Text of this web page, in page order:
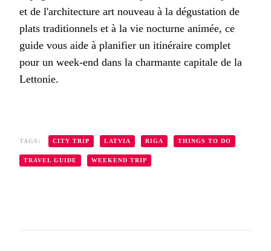
et de l'architecture art nouveau à la dégustation de
plats traditionnels et à la vie nocturne animée, ce
guide vous aide à planifier un itinéraire complet
pour un week-end dans la charmante capitale de la
Lettonie.
TAGS: CITY TRIP LATVIA RIGA THINGS TO DO
TRAVEL GUIDE WEEKEND TRIP